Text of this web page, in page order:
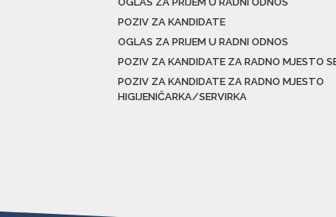
POZIV ZA KANDIDATE
OGLAS ZA PRIJEM U RADNI ODNOS
POZIV ZA KANDIDATE ZA RADNO MJESTO
POZIV ZA KANDIDATE ZA RADNO MJESTO
HIGIJENIČARKA/SERVIRKA